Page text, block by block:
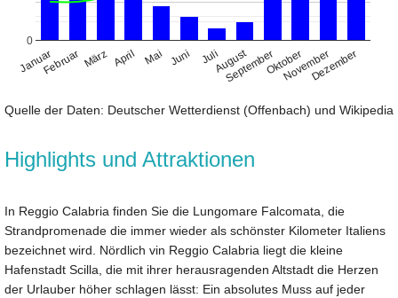
JanuarFebruar März April Mai Juni JuliAugust
SeptemberOktober
NovemberDezember
0
Quelle der Daten: Deutscher Wetterdienst (Offenbach) und Wikipedia
Highlights und Attraktionen
In Reggio Calabria finden Sie die Lungomare Falcomata, die
Strandpromenade die immer wieder als schönster Kilometer Italiens
bezeichnet wird. Nördlich vin Reggio Calabria liegt die kleine
Hafenstadt Scilla, die mit ihrer herausragenden Altstadt die Herzen
der Urlauber höher schlagen lässt: Ein absolutes Muss auf jeder